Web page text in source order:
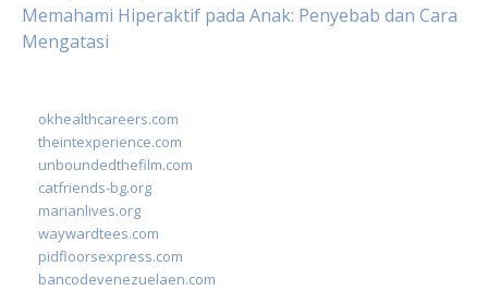
Memahami Hiperaktif pada Anak: Penyebab dan Cara
Mengatasi
okhealthcareers.com
theintexperience.com
unboundedthefilm.com
catfriends-bg.org
marianlives.org
waywardtees.com
pidfloorsexpress.com
bancodevenezuelaen.com